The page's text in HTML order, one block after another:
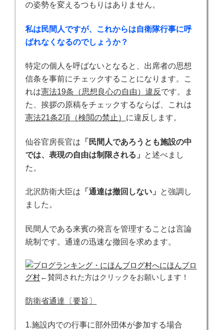
の姿勢を変えるつもりはありません。
私は民間人ですが、これからは自衛隊行事に呼
ばれなくなるのでしょうか？
特定の個人を呼ばないとなると、出席者の思想
信条を事前にチェックすることになります。こ
れは憲法19条（思想良心の自由）違反 です。ま
た、挨拶の原稿をチェックするならば、これは
憲法21条2項（検閲の禁止） に違反します。
仙谷官房長官は 「民間人であろうとも施設の中
では、表現の自由は制限される」
と述べまし
た。
北沢防衛大臣は 「通達は撤回しない」
と強調し
ました。
民間人である来賓の発言を管理することは言論
統制です。通達の迅速な撤回を求めます。
にほんブロ
グ村←賛同された方はクリックをお願いします！
防衛省通達〔要旨〕
1.施設内での行事に部外団体が参加する場合